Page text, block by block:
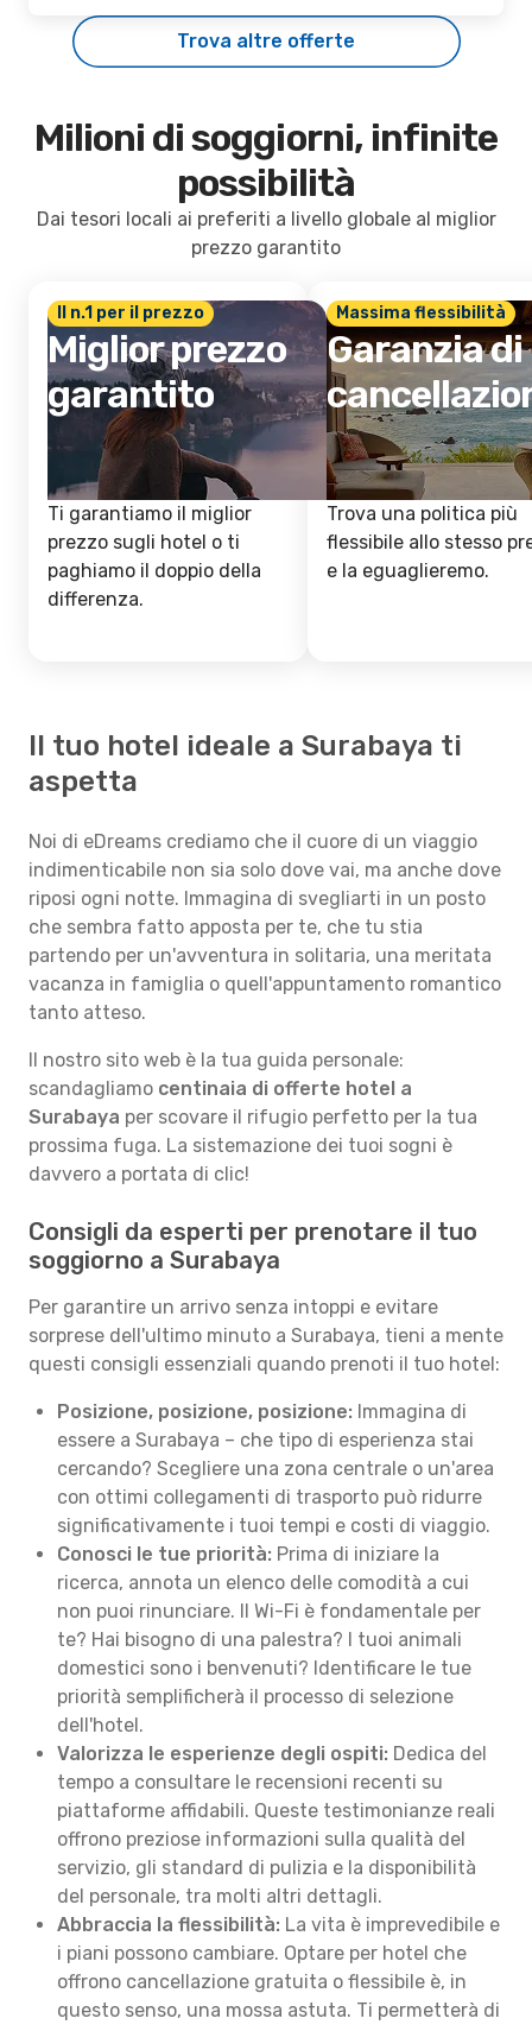
Trova altre offerte
Milioni di soggiorni, infinite
possibilità
Dai tesori locali ai preferiti a livello globale al miglior
prezzo garantito
Il n.1 per il prezzo
Miglior prezzo
garantito
Ti garantiamo il miglior
prezzo sugli hotel o ti
paghiamo il doppio della
differenza.
Massima flessibilità
Garanzia di
Trova una politica più
flessibile allo stesso
e la eguaglieremo.
Il tuo hotel ideale a Surabaya ti
aspetta
Noi di eDreams crediamo che il cuore di un viaggio
indimenticabile non sia solo dove vai, ma anche dove
riposi ogni notte. Immagina di svegliarti in un posto
che sembra fatto apposta per te, che tu stia
partendo per un'avventura in solitaria, una meritata
vacanza in famiglia o quell'appuntamento romantico
tanto atteso.
Il nostro sito web è la tua guida personale:
scandagliamo centinaia di offerte hotel a
Surabaya per scovare il rifugio perfetto per la tua
prossima fuga. La sistemazione dei tuoi sogni è
davvero a portata di clic!
Consigli da esperti per prenotare il tuo
soggiorno a Surabaya
Per garantire un arrivo senza intoppi e evitare
sorprese dell'ultimo minuto a Surabaya, tieni a mente
questi consigli essenziali quando prenoti il tuo hotel:
Posizione, posizione, posizione: Immagina di
essere a Surabaya – che tipo di esperienza stai
cercando? Scegliere una zona centrale o un'area
con ottimi collegamenti di trasporto può ridurre
significativamente i tuoi tempi e costi di viaggio.
Conosci le tue priorità: Prima di iniziare la
ricerca, annota un elenco delle comodità a cui
non puoi rinunciare. Il Wi-Fi è fondamentale per
te? Hai bisogno di una palestra? I tuoi animali
domestici sono i benvenuti? Identificare le tue
priorità semplificherà il processo di selezione
dell'hotel.
Valorizza le esperienze degli ospiti: Dedica del
tempo a consultare le recensioni recenti su
piattaforme affidabili. Queste testimonianze reali
offrono preziose informazioni sulla qualità del
servizio, gli standard di pulizia e la disponibilità
del personale, tra molti altri dettagli.
Abbraccia la flessibilità: La vita è imprevedibile e
i piani possono cambiare. Optare per hotel che
offrono cancellazione gratuita o flessibile è, in
questo senso, una mossa astuta. Ti permetterà di